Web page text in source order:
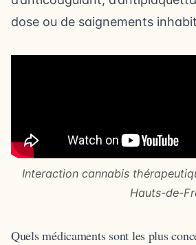
dose ou de saignements
Interaction cannabis
Hauts-de-
Quels médicaments sont les plus